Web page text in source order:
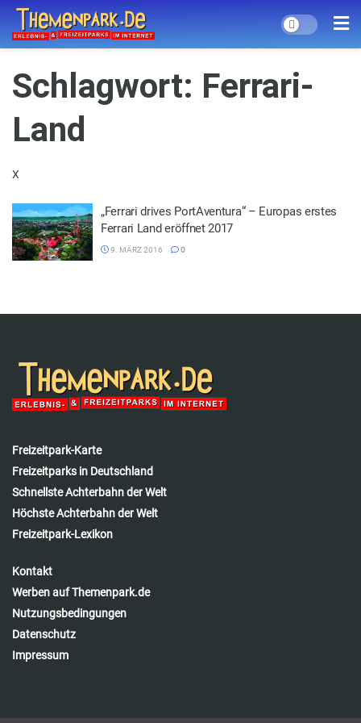
Schlagwort: Ferrari-
Land
X
„Ferrari drives PortAventura“ – Europas erstes
Ferrari Land eröffnet 2017
9. MÄRZ 2016 0
Freizeitpark-Karte
Freizeitparks in Deutschland
Schnellste Achterbahn der Welt
Höchste Achterbahn der Welt
Freizeitpark-Lexikon
Kontakt
Werben auf Themenpark.de
Nutzungsbedingungen
Datenschutz
Impressum